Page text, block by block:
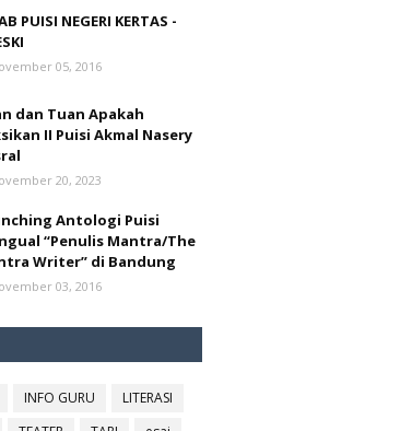
PUISI NEGERI KERTAS -
05, 2016
dan Tuan Apakah
II Puisi Akmal Nasery
20, 2023
Antologi Puisi
“Penulis Mantra/The
Writer” di Bandung
03, 2016
INFO GURU
LITERASI